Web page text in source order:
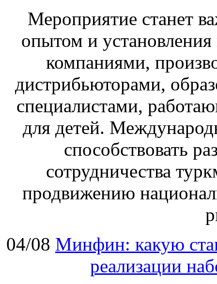
Мероприятие станет
опытом и
компаниями,
дистрибьюторами,
специалистами,
для детей.
способствовать
сотрудничества
продвижению
04/08 Минфин: какую
реализации